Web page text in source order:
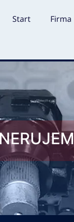
Start Firma